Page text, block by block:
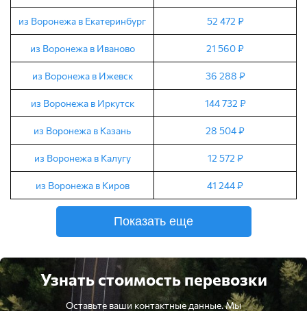
из Воронежа в Екатеринбург 52 472 ₽
из Воронежа в Иваново 21 560 ₽
из Воронежа в Ижевск 36 288 ₽
из Воронежа в Иркутск 144 732 ₽
из Воронежа в Казань 28 504 ₽
из Воронежа в Калугу 12 572 ₽
из Воронежа в Киров 41 244 ₽
Показать еще
Узнать стоимость перевозки
Оставьте ваши контактные данные. Мы